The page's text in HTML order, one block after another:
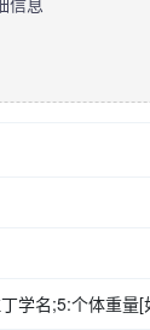
学名;5:个体重